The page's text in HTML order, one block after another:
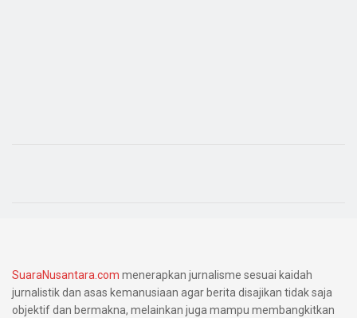
SuaraNusantara.com menerapkan jurnalisme sesuai kaidah
jurnalistik dan asas kemanusiaan agar berita disajikan tidak saja
objektif dan bermakna, melainkan juga mampu membangkitkan